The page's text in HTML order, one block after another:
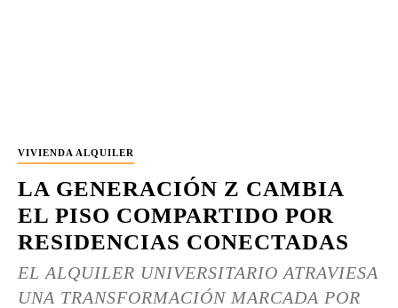
VIVIENDA ALQUILER
LA GENERACIÓN Z CAMBIA
EL PISO COMPARTIDO POR
RESIDENCIAS CONECTADAS
EL ALQUILER UNIVERSITARIO ATRAVIESA
UNA TRANSFORMACIÓN MARCADA POR